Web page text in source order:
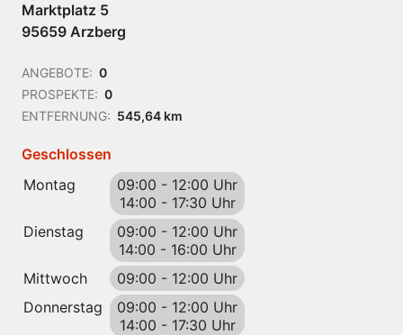
Marktplatz 5
95659 Arzberg
ANGEBOTE: 0
PROSPEKTE: 0
ENTFERNUNG: 545,64 km
Geschlossen
Montag
09:00 - 12:00 Uhr
14:00 - 17:30 Uhr
Dienstag
09:00 - 12:00 Uhr
14:00 - 16:00 Uhr
Mittwoch
09:00 - 12:00 Uhr
Donnerstag
09:00 - 12:00 Uhr
14:00 - 17:30 Uhr